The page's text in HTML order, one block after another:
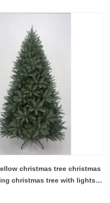
christmas tree christmas
christmas tree with lights